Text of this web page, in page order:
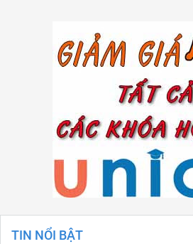
TIN NỔI BẬT